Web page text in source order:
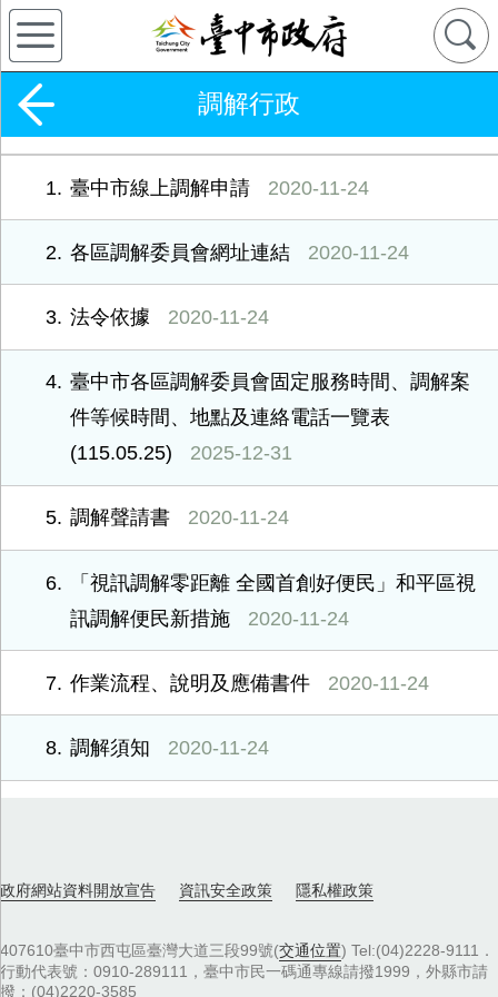
調解行政
1 臺中市線上調解申請 2020-11-24
2 各區調解委員會網址連結 2020-11-24
3 法令依據 2020-11-24
4
臺中市各區調解委員會固定服務時間、調解案
件等候時間、地點及連絡電話一覽表
(115.05.25)
2025-12-31
5 調解聲請書 2020-11-24
6
「視訊調解零距離 全國首創好便民」和平區視
訊調解便民新措施
2020-11-24
7 作業流程、說明及應備書件 2020-11-24
8 調解須知 2020-11-24
政府網站資料開放宣告 資訊安全政策 隱私權政策
407610臺中市西屯區臺灣大道三段99號(交通位置) Tel:(04)2228-9111．
行動代表號：0910-289111，臺中市民一碼通專線請撥1999，外縣市請
撥：(04)2220-3585